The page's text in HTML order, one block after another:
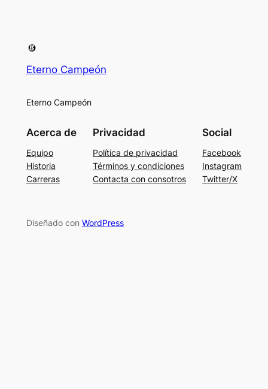
Eterno Campeón
Eterno Campeón
Acerca de
Equipo
Historia
Carreras
Privacidad
Política de privacidad
Términos y condiciones
Contacta con consotros
Social
Facebook
Instagram
Twitter/X
Diseñado con WordPress